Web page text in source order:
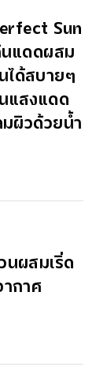
Sun
แดดผสม
ได้สบายๆ
แสงแดด
มผิวด้วยน้ำ
นผสมเริ่ด
กาศ